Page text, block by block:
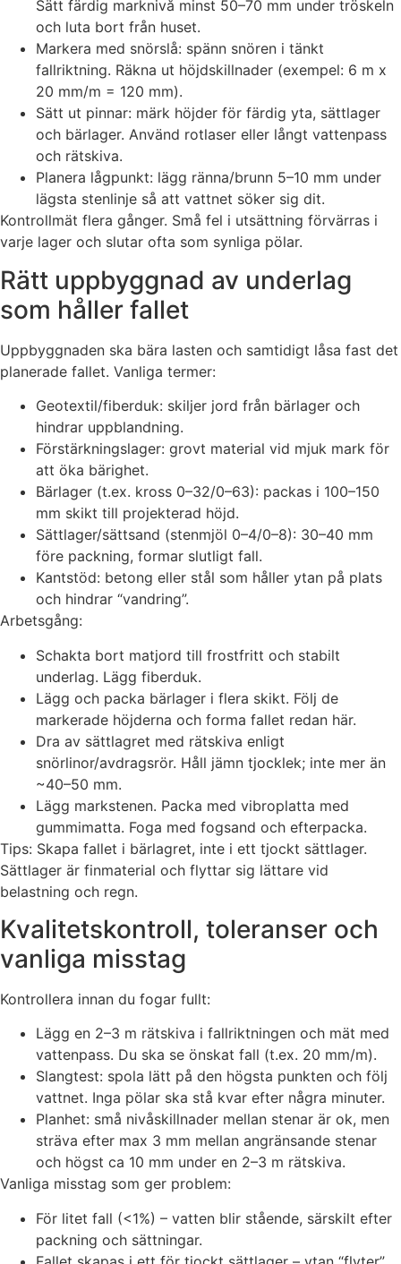
Sätt färdig marknivå minst 50–70 mm under tröskeln
och luta bort från huset.
Markera med snörslå: spänn snören i tänkt
fallriktning. Räkna ut höjdskillnader (exempel: 6 m x
20 mm/m = 120 mm).
Sätt ut pinnar: märk höjder för färdig yta, sättlager
och bärlager. Använd rotlaser eller långt vattenpass
och rätskiva.
Planera lågpunkt: lägg ränna/brunn 5–10 mm under
lägsta stenlinje så att vattnet söker sig dit.
Kontrollmät flera gånger. Små fel i utsättning förvärras i
varje lager och slutar ofta som synliga pölar.
Rätt uppbyggnad av underlag
som håller fallet
Uppbyggnaden ska bära lasten och samtidigt låsa fast det
planerade fallet. Vanliga termer:
Geotextil/fiberduk: skiljer jord från bärlager och
hindrar uppblandning.
Förstärkningslager: grovt material vid mjuk mark för
att öka bärighet.
Bärlager (t.ex. kross 0–32/0–63): packas i 100–150
mm skikt till projekterad höjd.
Sättlager/sättsand (stenmjöl 0–4/0–8): 30–40 mm
före packning, formar slutligt fall.
Kantstöd: betong eller stål som håller ytan på plats
och hindrar “vandring”.
Arbetsgång:
Schakta bort matjord till frostfritt och stabilt
underlag. Lägg fiberduk.
Lägg och packa bärlager i flera skikt. Följ de
markerade höjderna och forma fallet redan här.
Dra av sättlagret med rätskiva enligt
snörlinor/avdragsrör. Håll jämn tjocklek; inte mer än
~40–50 mm.
Lägg markstenen. Packa med vibroplatta med
gummimatta. Foga med fogsand och efterpacka.
Tips: Skapa fallet i bärlagret, inte i ett tjockt sättlager.
Sättlager är finmaterial och flyttar sig lättare vid
belastning och regn.
Kvalitetskontroll, toleranser och
vanliga misstag
Kontrollera innan du fogar fullt:
Lägg en 2–3 m rätskiva i fallriktningen och mät med
vattenpass. Du ska se önskat fall (t.ex. 20 mm/m).
Slangtest: spola lätt på den högsta punkten och följ
vattnet. Inga pölar ska stå kvar efter några minuter.
Planhet: små nivåskillnader mellan stenar är ok, men
sträva efter max 3 mm mellan angränsande stenar
och högst ca 10 mm under en 2–3 m rätskiva.
Vanliga misstag som ger problem:
För litet fall (<1%) – vatten blir stående, särskilt efter
packning och sättningar.